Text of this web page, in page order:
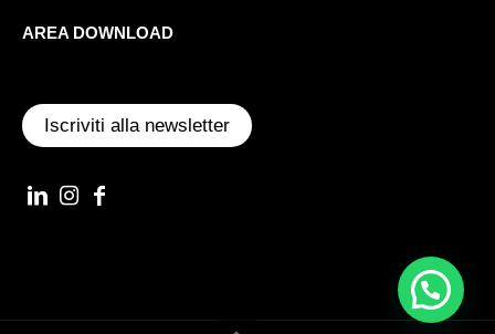
AREA DOWNLOAD
Iscriviti alla newsletter